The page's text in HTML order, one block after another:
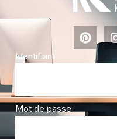
Identifiant
Mot de passe